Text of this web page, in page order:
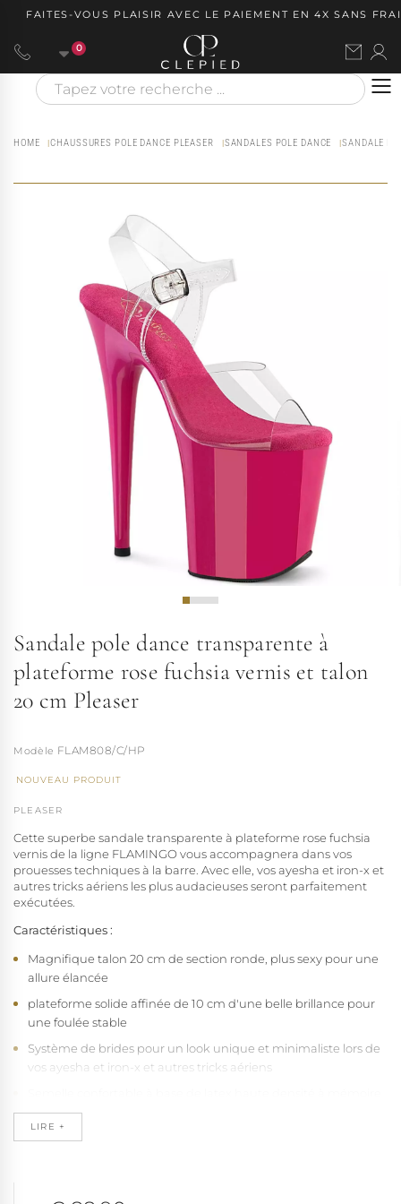
FAITES-VOUS PLAISIR AVEC LE PAIEMENT EN 4X SANS
0
HOME CHAUSSURES POLE DANCE PLEASER SANDALES POLE DANCE
Sandale pole dance transparente à
plateforme rose fuchsia vernis et talon
20 cm Pleaser
FLAM808/C/HP
NOUVEAU PRODUIT
PLEASER
Cette superbe sandale transparente à plateforme rose fuchsia
vernis de la ligne FLAMINGO vous accompagnera dans vos
prouesses techniques à la barre. Avec elle, vos ayesha et iron-x et
autres tricks aériens les plus audacieuses seront parfaitement
exécutées.
Caractéristiques :
Magnifique talon 20 cm de section ronde, plus sexy pour une
allure élancée
plateforme solide affinée de 10 cm d'une belle brillance pour
une foulée stable
Système de brides pour un look unique et minimaliste lors de
vos ayesha et iron-x et autres tricks aériens
de forme, recouverte de douce microfibre qui absorbe
l'humidité et empêche le pied de glisser
LIRE +